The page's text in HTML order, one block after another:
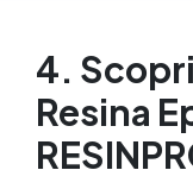
4.
Resina